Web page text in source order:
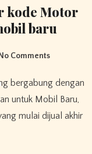
kode Motor
baru
Comments
untuk Mobil Baru,
mulai dijual akhir